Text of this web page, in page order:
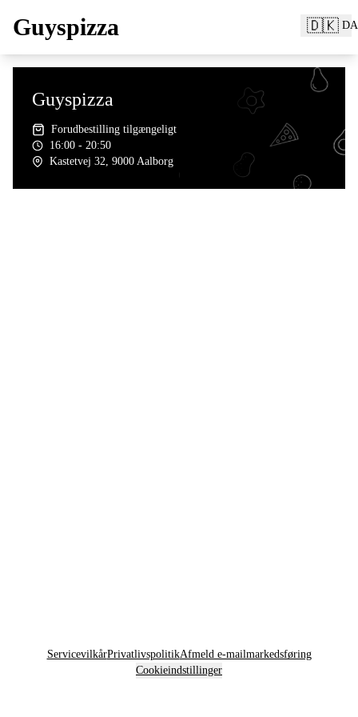
Guyspizza 🇩🇰 DA
Guyspizza
Forudbestilling tilgængeligt
16:00 - 20:50
Kastetvej 32, 9000 Aalborg
ServicevilkårPrivatlivspolitikAfmeld e-mailmarkedsføring
Cookieindstillinger